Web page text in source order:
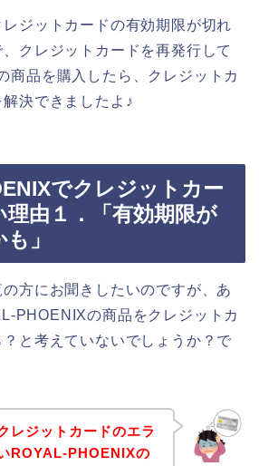
ジットカードの有効期限が切れ
クレジットカードを再発行して
商品を購入したら、クレジットカ
決できましたよ♪
でクレジットカー
理由１．「有効期限が
」
方にお聞きしたいのですが、あ
PHOENIXの商品をクレジットカ
と考えていないでしょうか？で
レジットカードのエラ
ROYAL-PHOENIXの